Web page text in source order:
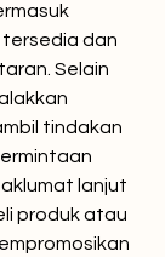
tersedia dan
Selain
tindakan
lanjut
produk atau